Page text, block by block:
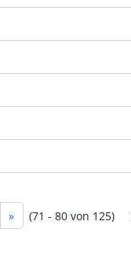
» (71 - 80 von 125)